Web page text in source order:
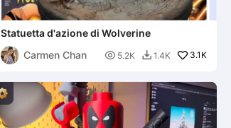
Statuetta d'azione di Wolverine
Carmen Chan
 5.2K  1.4K 3.1K